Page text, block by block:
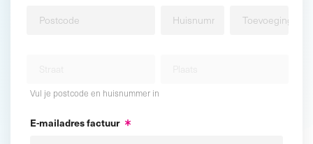
Vul je postcode en huisnummer in
E-mailadres factuur